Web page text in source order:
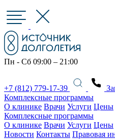
Пн - Сб 09:00 – 21:00
+7 (812) 779-17-39
Комплексные программы
О клинике Врачи Услуги Цены
Комплексные программы
О клинике Врачи Услуги Цены
Новости Контакты Правовая